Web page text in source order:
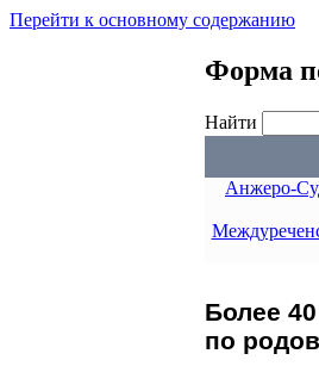
Перейти к основному содержанию
Форма
Найти
Анжеро-
Более
по